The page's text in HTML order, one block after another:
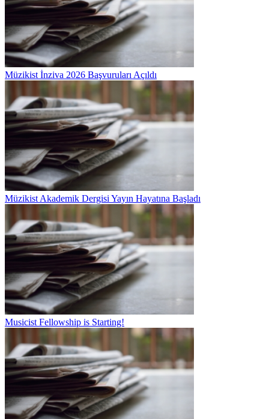
Müzikist İnziva 2026 Başvuruları Açıldı
Müzikist Akademik Dergisi Yayın Hayatına Başladı
Musicist Fellowship is Starting!